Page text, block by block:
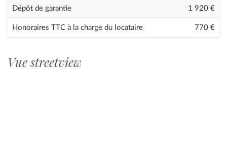
Dépôt de garantie 1 920 €
Honoraires TTC à la charge du locataire 770 €
Vue streetview